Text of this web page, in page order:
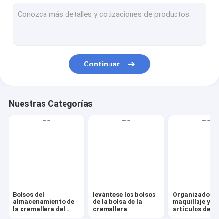
Bio servicio de mesa de Eco del vajilla
Etiqueta de la cinta con la insignia Sticke
Continuar
Nuestras Categorías
Bolsos del
almacenamiento de
la cremallera del
levántese los bolsos
de la bolsa de la
cremallera
Organizador
maquillaje y
artículos de